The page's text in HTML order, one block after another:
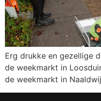
Erg drukke en gezellige
de weekmarkt in
de weekmarkt in